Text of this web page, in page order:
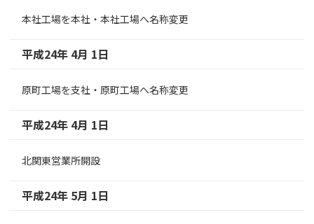
本社工場を本社・本社工場へ名称変更
平成24年 4月 1日
原町工場を支社・原町工場へ名称変更
平成24年 4月 1日
北関東営業所開設
平成24年 5月 1日